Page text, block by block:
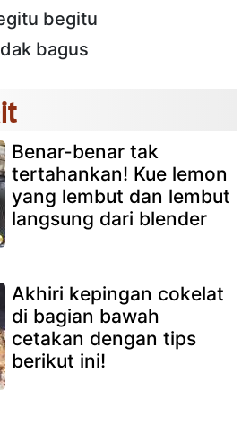
begitu
bagus
Benar-benar tak
tertahankan! Kue lemon
yang lembut dan lembut
langsung dari blender
Akhiri kepingan cokelat
di bagian bawah
cetakan dengan tips
berikut ini!